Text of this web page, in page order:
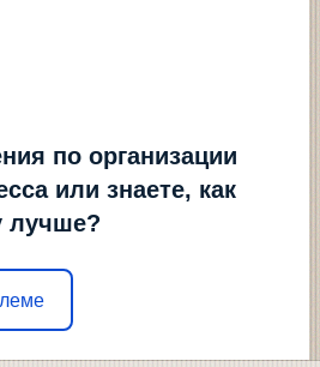
по организации
или знаете, как
лучше?